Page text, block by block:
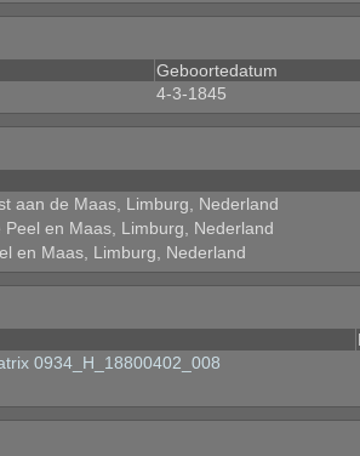
Geboortedatum
4-3-1845
aan de Maas, Limburg, Nederland
en Maas, Limburg, Nederland
en Maas, Limburg, Nederland
0934_H_18800402_008